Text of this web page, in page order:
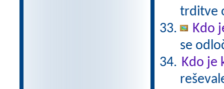
trditve
Kdo
se
Kdo je